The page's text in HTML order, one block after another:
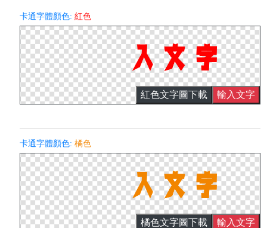
卡通字體顏色:紅色
紅色文字圖下載 輸入文字
卡通字體顏色:橘色
橘色文字圖下載 輸入文字